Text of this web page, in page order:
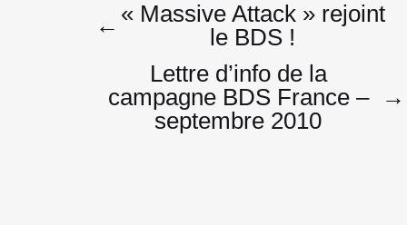
Navigation
de
← « Massive Attack » rejoint
le BDS !
Lettre d’info de la
campagne BDS France –
septembre 2010
→